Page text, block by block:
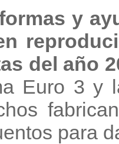
y
del año
Euro 3 y
para